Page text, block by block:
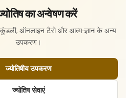
का अन्वेषण करें
ऑनलाइन टैरो और आत्म-ज्ञान के अन्य
उपकरण।
ज्योतिषीय उपकरण
ज्योतिष सेवाएं